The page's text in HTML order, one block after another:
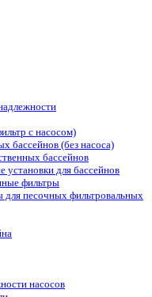
с насосом)
бассейнов (без насоса)
бассейнов
для бассейнов
фильтры
для песочных фильтровальных
насосов